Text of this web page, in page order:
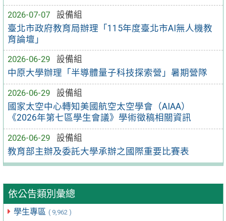
2026-07-07
設備組
臺北市政府教育局辦理「115年度臺北市AI無人機教
育論壇」
2026-06-29
設備組
中原大學辦理「半導體量子科技探索營」暑期營隊
2026-06-29
設備組
國家太空中心轉知美國航空太空學會（AIAA）
《2026年第七區學生會議》學術徵稿相關資訊
2026-06-29
設備組
教育部主辦及委託大學承辦之國際重要比賽表
依公告類別彙總
學生專區 ( 9,962 )